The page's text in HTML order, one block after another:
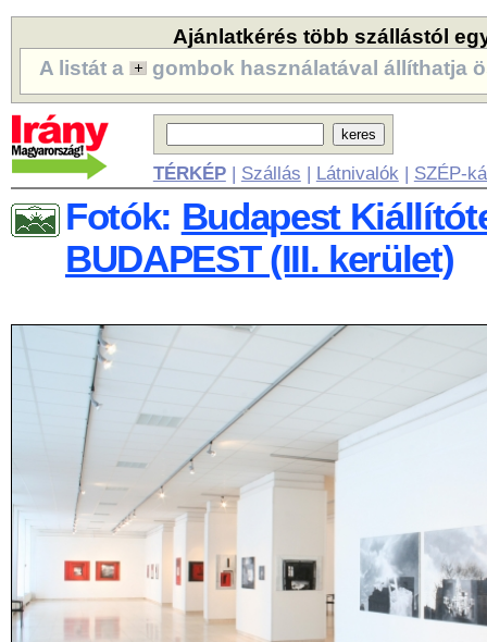
Ajánlatkérés több szállástól
A listát a
gombok használatával állíthatja
TÉRKÉP| Szállás | Látnivalók | SZÉP-
Fotók: Budapest
BUDAPEST (III. kerület)